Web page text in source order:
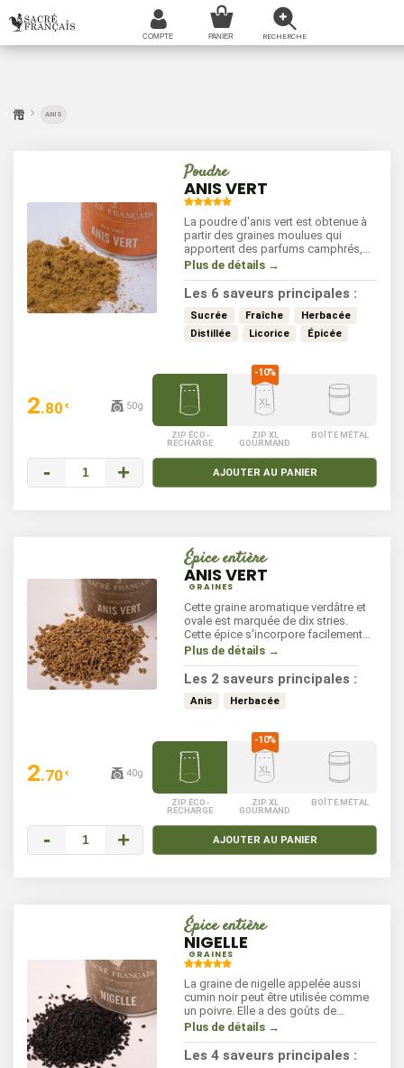
ANIS
Poudre
ANIS VERT
La poudre d'anis vert est obtenue à
partir des graines moulues qui
apportent des parfums camphrés,
doux et frais. Il s'utilise
dans la composition des tisanes et
des liqueurs anisées. Il est
également apprécié avec les
poissons et les légumes, cuits ou en
Plus de détails →
Les 6 saveurs principales :
Sucrée Fraîche
Herbacée
Distillée
Licorice Épicée
2.80 € 50g
ZIP ÉCO-
RECHARGE
ZIP XL
GOURMAND
BOÎTE MÉTAL
- + AJOUTER AU PANIER
Épice entière
ANIS VERT
GRAINES
Cette graine aromatique verdâtre et
ovale est marquée de dix stries.
Cette épice s'incorpore facilement
dans vos préparations en début de
desserts. Ses aromes pricipaux sont
camphrés: doux et chauds.
Plus de détails →
Les 2 saveurs principales :
Anis Herbacée
2.70 € 40g
ZIP ÉCO-
RECHARGE
ZIP XL
GOURMAND
BOÎTE MÉTAL
- + AJOUTER AU PANIER
Épice entière
NIGELLE
GRAINES
La graine de nigelle appelée aussi
cumin noir peut être utilisée comme
un poivre. Elle a des goûts de
sarriette, de réglisse, d'anis vert avec
herbacées.
Plus de détails →
Les 4 saveurs principales :